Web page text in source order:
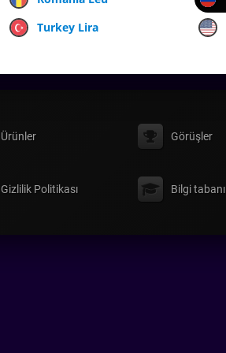
Turkey Lira
Ürünler Görüşler
Gizlilik Politikası Bilgi tabanı